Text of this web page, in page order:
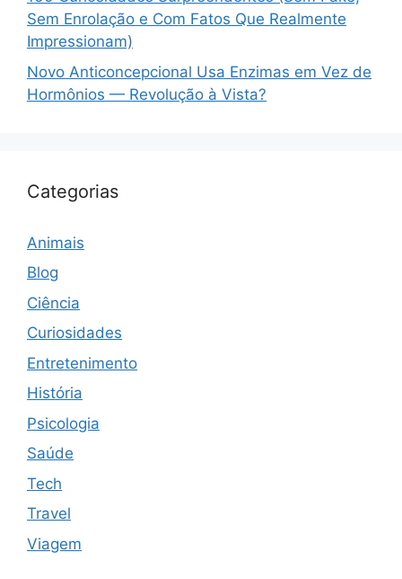
Sem Enrolação e Com Fatos Que Realmente
Impressionam)
Novo Anticoncepcional Usa Enzimas em Vez de
Hormônios — Revolução à Vista?
Categorias
Animais
Blog
Ciência
Curiosidades
Entretenimento
História
Psicologia
Saúde
Tech
Travel
Viagem